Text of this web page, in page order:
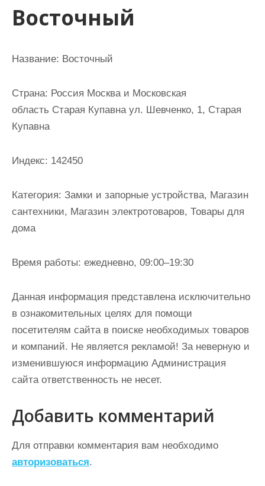
Восточный
Название: Восточный
Страна: Россия Москва и Московская
область Старая Купавна ул. Шевченко, 1, Старая
Купавна
Индекс: 142450
Категория: Замки и запорные устройства, Магазин
сантехники, Магазин электротоваров, Товары для
дома
Время работы: ежедневно, 09:00–19:30
Данная информация представлена исключительно
в ознакомительных целях для помощи
посетителям сайта в поиске необходимых товаров
и компаний. Не является рекламой! За неверную и
изменившуюся информацию Администрация
сайта ответственность не несет.
Добавить комментарий
Для отправки комментария вам необходимо
авторизоваться.